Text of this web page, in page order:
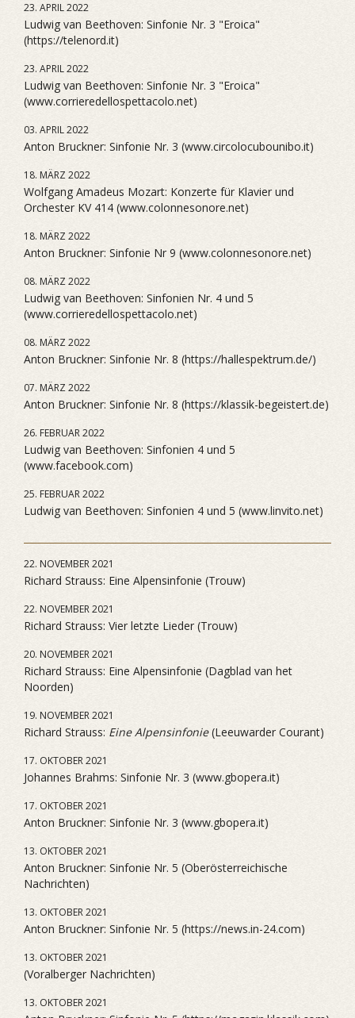
23. APRIL 2022
Ludwig van Beethoven: Sinfonie Nr. 3 "Eroica"
(https://telenord.it)
23. APRIL 2022
Ludwig van Beethoven: Sinfonie Nr. 3 "Eroica"
(www.corrieredellospettacolo.net)
03. APRIL 2022
Anton Bruckner: Sinfonie Nr. 3 (www.circolocubounibo.it)
18. MÄRZ 2022
Wolfgang Amadeus Mozart: Konzerte für Klavier und
Orchester KV 414 (www.colonnesonore.net)
18. MÄRZ 2022
Anton Bruckner: Sinfonie Nr 9 (www.colonnesonore.net)
08. MÄRZ 2022
Ludwig van Beethoven: Sinfonien Nr. 4 und 5
(www.corrieredellospettacolo.net)
08. MÄRZ 2022
Anton Bruckner: Sinfonie Nr. 8 (https://hallespektrum.de/)
07. MÄRZ 2022
Anton Bruckner: Sinfonie Nr. 8 (https://klassik-begeistert.de)
26. FEBRUAR 2022
Ludwig van Beethoven: Sinfonien 4 und 5
(www.facebook.com)
25. FEBRUAR 2022
Ludwig van Beethoven: Sinfonien 4 und 5 (www.linvito.net)
22. NOVEMBER 2021
Richard Strauss: Eine Alpensinfonie (Trouw)
22. NOVEMBER 2021
Richard Strauss: Vier letzte Lieder (Trouw)
20. NOVEMBER 2021
Richard Strauss: Eine Alpensinfonie (Dagblad van het
Noorden)
19. NOVEMBER 2021
Richard Strauss: Eine Alpensinfonie(Leeuwarder Courant)
17. OKTOBER 2021
Johannes Brahms: Sinfonie Nr. 3 (www.gbopera.it)
17. OKTOBER 2021
Anton Bruckner: Sinfonie Nr. 3 (www.gbopera.it)
13. OKTOBER 2021
Anton Bruckner: Sinfonie Nr. 5 (Oberösterreichische
Nachrichten)
13. OKTOBER 2021
Anton Bruckner: Sinfonie Nr. 5 (https://news.in-24.com)
13. OKTOBER 2021
(Voralberger Nachrichten)
13. OKTOBER 2021